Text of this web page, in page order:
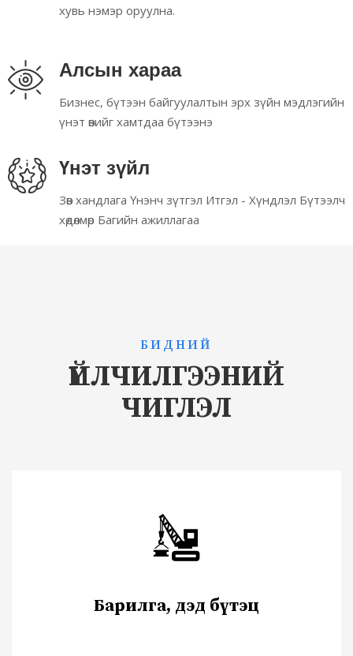
хувь нэмэр оруулна.
Алсын хараа
Бизнес, бүтээн байгуулалтын эрх зүйн мэдлэгийн
үнэт өвийг хамтдаа бүтээнэ
Үнэт зүйл
Зөв хандлага Үнэнч зүтгэл Итгэл - Хүндлэл Бүтээлч
хөдөлмөр Багийн ажиллагаа
БИДНИЙ
ҮЙЛЧИЛГЭЭНИЙ
ЧИГЛЭЛ
Барилга, дэд бүтэц